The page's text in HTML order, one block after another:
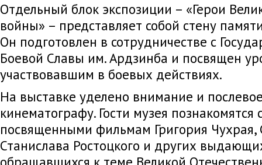
Отдельный блок экспозиции – «Герои
войны» – представляет собой стену
Он подготовлен в сотрудничестве с
Боевой Славы им. Ардзинба и посвящен
участвовавшим в боевых действиях.
На выставке уделено внимание и
кинематографу. Гости музея
посвященными фильмам Григория Чухрая,
Станислава Ростоцкого и других